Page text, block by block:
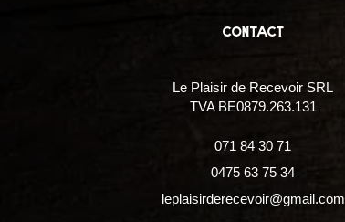
contact
Le Plaisir de Recevoir SRL
TVA BE0879.263.131
071 84 30 71
0475 63 75 34
leplaisirderecevoir@gmail.com